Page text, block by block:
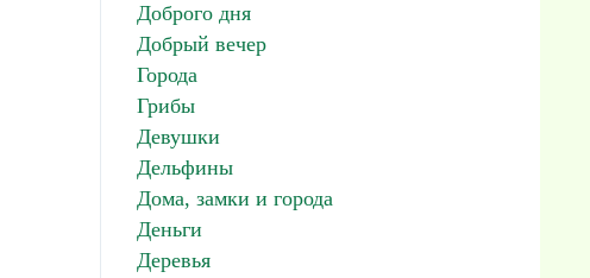
Доброго дня
Добрый вечер
Города
Грибы
Девушки
Дельфины
Дома, замки и города
Деньги
Деревья